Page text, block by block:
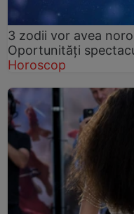
3 zodii vor avea
Oportunități
Horoscop